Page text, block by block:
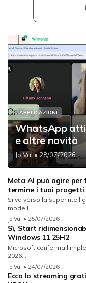
APPLICAZIONI
WhatsApp
e altre novità
Jo Val• 28/07/2026
Meta AI può agire
termine i tuoi progetti
Si va verso la
modell...
Jo Val • 25/07/2026
Sì, Start
Windows 11 25H2
Microsoft conferma
2026...
Jo Val • 24/07/2026
Ecco lo streaming